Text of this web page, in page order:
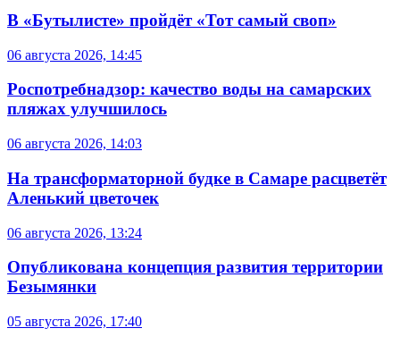
В «Бутылисте» пройдёт «Тот самый своп»
06 августа 2026, 14:45
Роспотребнадзор: качество воды на самарских
пляжах улучшилось
06 августа 2026, 14:03
На трансформаторной будке в Самаре расцветёт
Аленький цветочек
06 августа 2026, 13:24
Опубликована концепция развития территории
Безымянки
05 августа 2026, 17:40